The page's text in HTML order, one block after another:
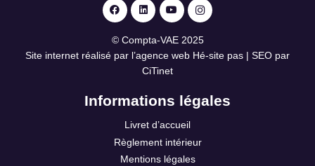
© Compta-VAE2025
Site internet réalisé par l’agence web Hé-site pas | SEO par
CiTinet
Informations légales
Livret d’accueil
Règlement intérieur
Mentions légales